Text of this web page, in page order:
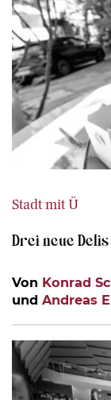
Stadt mit Ü
Drei neue
Von Konrad
und Andreas